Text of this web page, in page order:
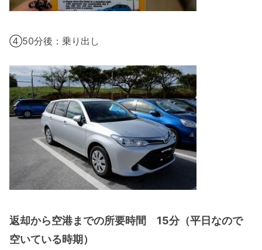
④50分後：乗り出し
返却から空港までの所要時間 15分（平日なので
空いている時期）